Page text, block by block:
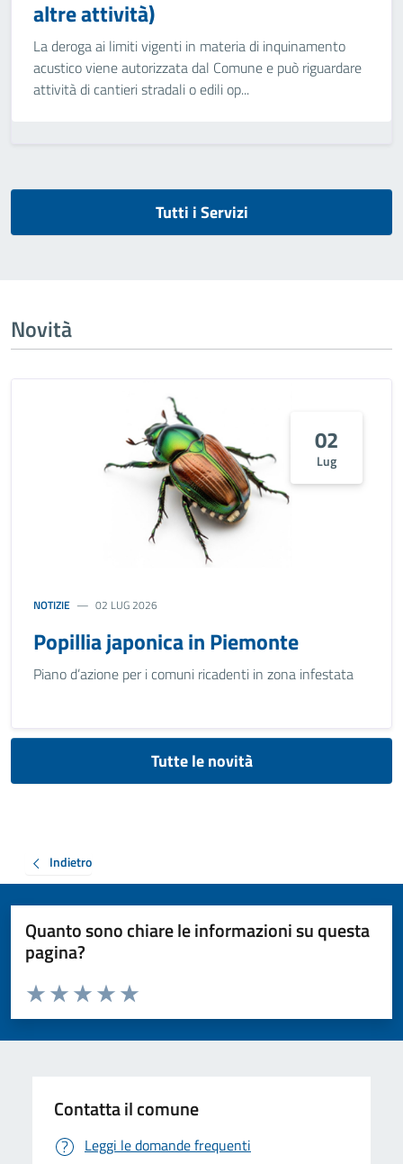
altre attività)
La deroga ai limiti vigenti in materia di inquinamento
acustico viene autorizzata dal Comune e può riguardare
attività di cantieri stradali o edili op...
Tutti i Servizi
Novità
02
Lug
NOTIZIE 02 LUG 2026
Popillia japonica in Piemonte
Piano d’azione per i comuni ricadenti in zona infestata
Tutte le novità
Indietro
Quanto sono chiare le informazioni su questa
pagina?
Valuta da 1 a 5 stelle la pagina
Valuta 5 stelle su 5
Valuta 4 stelle su 5
Valuta 3 stelle su 5
Valuta 2 stelle su 5
Valuta 1 stelle su 5
Contatta il comune
Leggi le domande frequenti